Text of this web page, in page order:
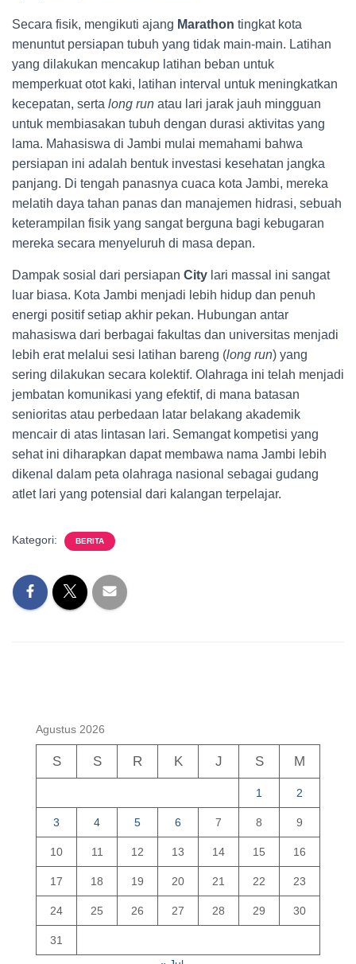
Secara fisik, mengikuti ajang Marathon tingkat kota
menuntut persiapan tubuh yang tidak main-main. Latihan
yang dilakukan mencakup latihan beban untuk
memperkuat otot kaki, latihan interval untuk meningkatkan
kecepatan, serta long run atau lari jarak jauh mingguan
untuk membiasakan tubuh dengan durasi aktivitas yang
lama. Mahasiswa di Jambi mulai memahami bahwa
persiapan ini adalah bentuk investasi kesehatan jangka
panjang. Di tengah panasnya cuaca kota Jambi, mereka
melatih daya tahan panas dan manajemen hidrasi, sebuah
keterampilan fisik yang sangat berguna bagi kebugaran
mereka secara menyeluruh di masa depan.
Dampak sosial dari persiapan City lari massal ini sangat
luar biasa. Kota Jambi menjadi lebih hidup dan penuh
energi positif setiap akhir pekan. Hubungan antar
mahasiswa dari berbagai fakultas dan universitas menjadi
lebih erat melalui sesi latihan bareng (long run) yang
sering dilakukan secara kolektif. Olahraga ini telah menjadi
jembatan komunikasi yang efektif, di mana batasan
senioritas atau perbedaan latar belakang akademik
mencair di atas lintasan lari. Semangat kompetisi yang
sehat ini diharapkan dapat membawa nama Jambi lebih
dikenal dalam peta olahraga nasional sebagai gudang
atlet lari yang potensial dari kalangan terpelajar.
Kategori: BERITA
Agustus 2026
S S R K J S M
1 2
3 4 5 6 7 8 9
10 11 12 13 14 15 16
17 18 19 20 21 22 23
24 25 26 27 28 29 30
31